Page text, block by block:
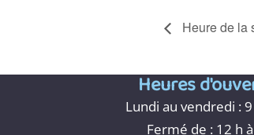
Heure de la
Heures
Lundi au vendredi :
Fermé de : 12 h